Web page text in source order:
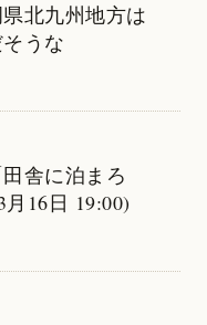
北九州地方は
うな
舎に泊まろ
16日 19:00)